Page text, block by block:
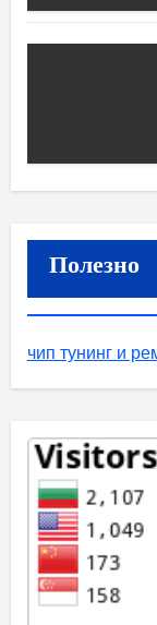
Полезно
чип тунинг и